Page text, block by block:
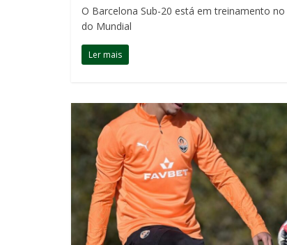
O Barcelona Sub-20 está em treinamento
do Mundial
Ler mais